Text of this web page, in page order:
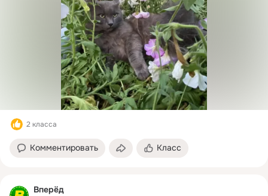
2 класса
Комментировать Класс
Вперёд